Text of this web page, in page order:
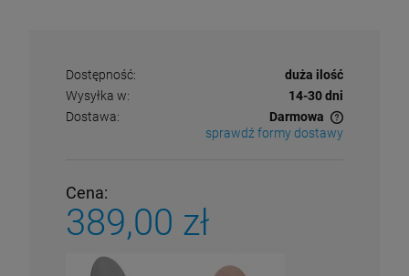
Dostępność:
duża ilość
Wysyłka w:
14-30 dni
Dostawa:
Darmowa
Cena nie zawiera ewentualnych kosztów płatności
sprawdź formy dostawy
Cena:
389,00 zł